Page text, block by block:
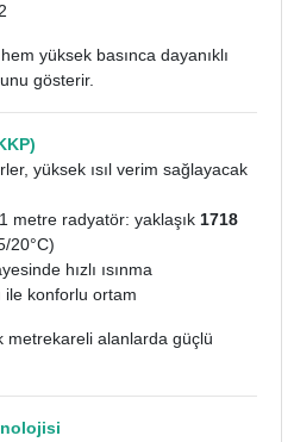
yüksek basınca dayanıklı
gösterir.
yüksek ısıl verim sağlayacak
metre radyatör: yaklaşık 1718
20°C)
hızlı ısınma
ile konforlu ortam
metrekareli alanlarda güçlü